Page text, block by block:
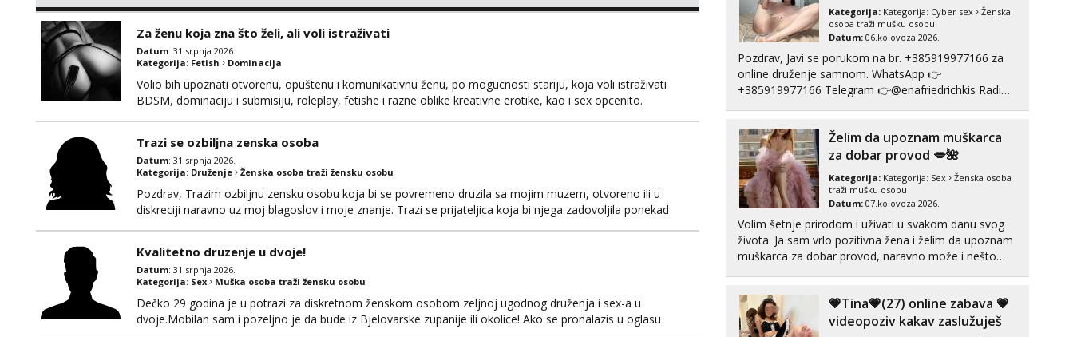
Za ženu koja zna što želi, ali voli istraživati
Datum: 31.srpnja 2026.
Kategorija: Fetish Dominacija
Volio bih upoznati otvorenu, opuštenu i komunikativnu ženu, po mogucnosti stariju, koja voli istraživati
BDSM, dominaciju i submisiju, roleplay, fetishe i razne oblike kreativne erotike, kao i sex opcenito.
Trazi se ozbiljna zenska osoba
Datum: 31.srpnja 2026.
Kategorija: Druženje Ženska osoba traži žensku osobu
Pozdrav, Trazim ozbiljnu zensku osobu koja bi se povremeno druzila sa mojim muzem, otvoreno ili u
diskreciji naravno uz moj blagoslov i moje znanje. Trazi se prijateljica koja bi njega zadovoljila ponekad
Kvalitetno druzenje u dvoje!
Datum: 31.srpnja 2026.
Kategorija: Sex Muška osoba traži žensku osobu
Dečko 29 godina je u potrazi za diskretnom ženskom osobom zeljnoj ugodnog druženja i sex-a u
dvoje.Mobilan sam i pozeljno je da bude iz Bjelovarske zupanije ili okolice! Ako se pronalazis u oglasu
Tel: 064/677-677
- Kod: #133
tel:0,93€ - mob:1,12€ min
Obavijesti me kada se oslobodi
Ivančica
Čekam tvoj poziv!
Zara
Čekam tvoj poziv!
Tel: 064/677-677 - Kod: #123
tel:0,93€ - mob:1,12€ min
Anđela
Čekam tvoj poziv!
Kategorija: Kategorija: Cyber sex
Ženska
osoba traži mušku osobu
Datum: 06.kolovoza 2026.
Pozdrav, Javi se porukom na br. +385919977166 za
online druženje samnom. WhatsApp 👉
+385919977166 Telegram 👉@enafriedrichkis Radim
štikle, samostojeće itd. Nudim svakakva videa seksa,
puš...
Želim da upoznam muškarca
za dobar provod 💋🌺
Kategorija: Kategorija: Sex
Ženska osoba
traži mušku osobu
Datum: 07.kolovoza 2026.
Volim šetnje prirodom i uživati u svakom danu svog
života. Ja sam vrlo pozitivna žena i želim da upoznam
muškarca za dobar provod, naravno može i nešto
💗Tina💗(27) online zabava 💗
videopoziv kakav zaslužuješ